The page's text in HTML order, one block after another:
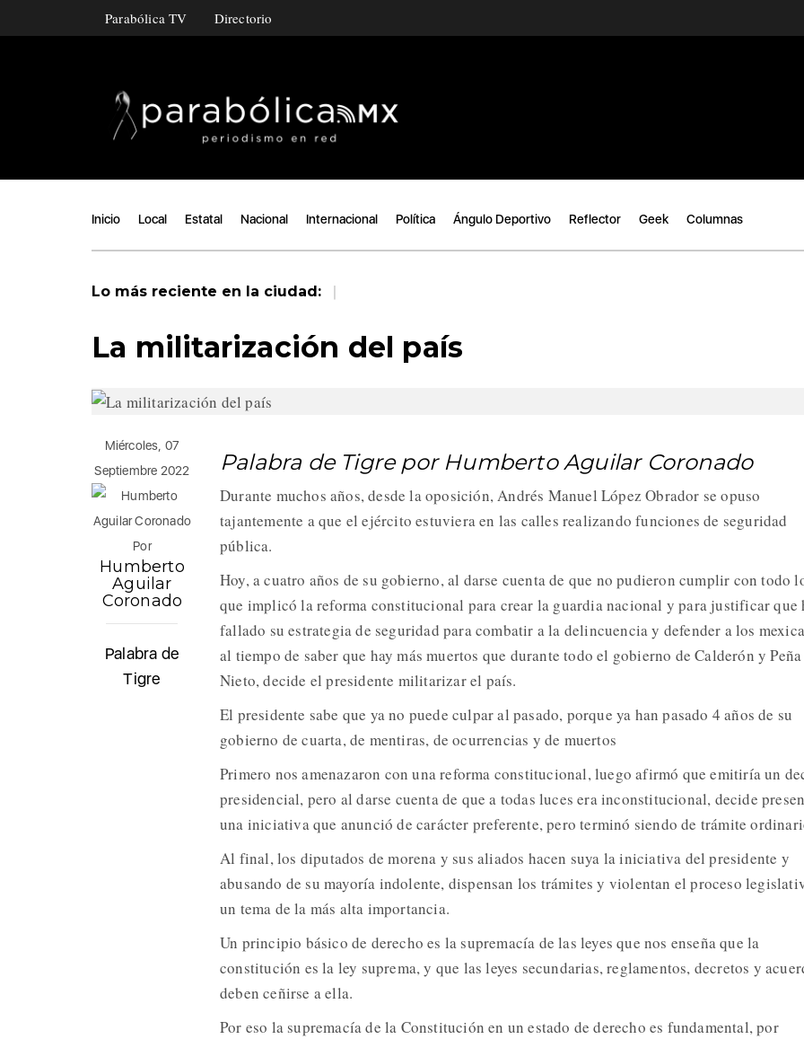
Parabólica TV Directorio
Inicio Local Estatal Nacional Internacional Política Ángulo Deportivo Reflector Geek Columnas
Lo más reciente en la ciudad: |
La militarización del país
Miércoles, 07
Septiembre 2022
Por
Humberto
Aguilar
Coronado
Palabra de
Tigre
Palabra de Tigre por Humberto Aguilar Coronado
Durante muchos años, desde la oposición, Andrés Manuel López Obrador se opuso
tajantemente a que el ejército estuviera en las calles realizando funciones de seguridad
pública.
Hoy, a cuatro años de su gobierno, al darse cuenta de que no pudieron cumplir con todo
que implicó la reforma constitucional para crear la guardia nacional y para justificar que
fallado su estrategia de seguridad para combatir a la delincuencia y defender a los
al tiempo de saber que hay más muertos que durante todo el gobierno de Calderón y Peña
Nieto, decide el presidente militarizar el país.
El presidente sabe que ya no puede culpar al pasado, porque ya han pasado 4 años de su
gobierno de cuarta, de mentiras, de ocurrencias y de muertos
Primero nos amenazaron con una reforma constitucional, luego afirmó que emitiría un
presidencial, pero al darse cuenta de que a todas luces era inconstitucional, decide
una iniciativa que anunció de carácter preferente, pero terminó siendo de trámite
Al final, los diputados de morena y sus aliados hacen suya la iniciativa del presidente y
abusando de su mayoría indolente, dispensan los trámites y violentan el proceso
un tema de la más alta importancia.
Un principio básico de derecho es la supremacía de las leyes que nos enseña que la
constitución es la ley suprema, y que las leyes secundarias, reglamentos, decretos y
deben ceñirse a ella.
Por eso la supremacía de la Constitución en un estado de derecho es fundamental, por